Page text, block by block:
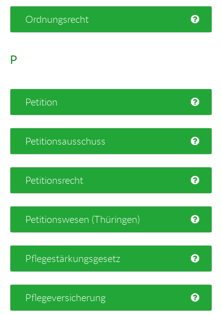
Ordnungsrecht
P
Petition
Petitionsausschuss
Petitionsrecht
Petitionswesen (Thüringen)
Pflegestärkungsgesetz
Pflegeversicherung